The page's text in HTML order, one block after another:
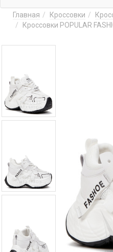
Главная Кроссовки
Кроссовки POPULAR